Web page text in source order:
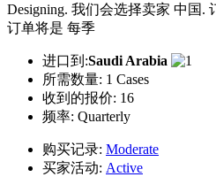
Designing. 我们会选择卖家 中国.
订单将是 每季
进口到:Saudi Arabia
所需数量: 1 Cases
收到的报价: 16
频率: Quarterly
购买记录: Moderate
买家活动: Active